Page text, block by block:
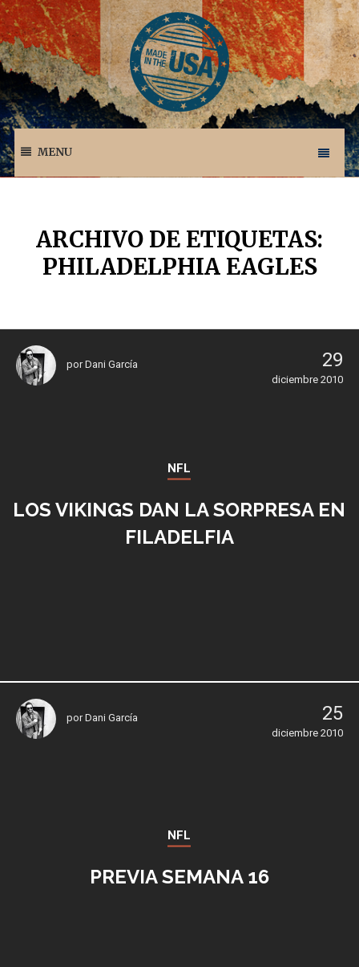
MENU
ARCHIVO DE ETIQUETAS:
PHILADELPHIA EAGLES
porDani García 29
diciembre 2010
NFL
LOS VIKINGS DAN LA SORPRESA EN
FILADELFIA
porDani García 25
diciembre 2010
NFL
PREVIA SEMANA 16